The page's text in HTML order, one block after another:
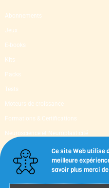
Abonnements
Jeux
E-books
Kits
Packs
Tests
Moteurs de croissance
Formations & Certifications
Neuroscience et Neuroplasticité
Supervision & Mentoring
Livres d’occasion
Ce site Web utilise
meilleure
savoir plus merci